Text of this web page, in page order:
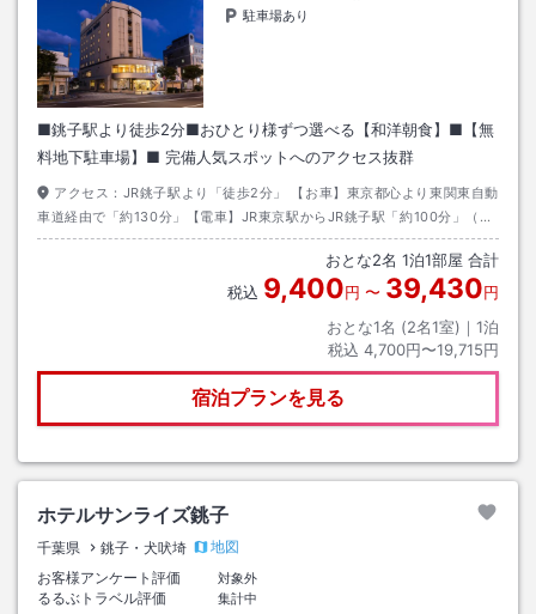
駐車場あり
■銚子駅より徒歩2分■おひとり様ずつ選べる【和洋朝食】■【無
料地下駐車場】■ 完備人気スポットへのアクセス抜群
アクセス： JR銚子駅より「徒歩2分」 【お車】東京都心より東関東自動
車道経由で「約130分」【電車】JR東京駅からJR銚子駅「約100分」（特
急使用時）
おとな2名 1泊1部屋 合計
税込 9,400円 〜 39,430円
おとな1名 (2名1室)｜ 1泊
税込 4,700円〜19,715円
宿泊プランを見る
ホテルサンライズ銚子
千葉県 銚子・犬吠埼
地図
お客様アンケート評価
対象外
るるぶトラベル評価
集計中